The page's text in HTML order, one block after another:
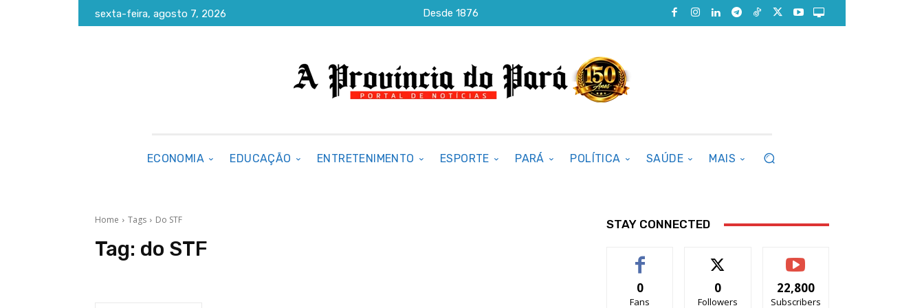
sexta-feira, agosto 7, 2026 Desde 1876
ECONOMIA EDUCAÇÃO ENTRETENIMENTO ESPORTE PARÁ POLÍTICA SAÚDE MAIS
Home Tags Do STF
Tag: do STF
STAY CONNECTED
0
Fans
0
Followers
22,800
Subscribers